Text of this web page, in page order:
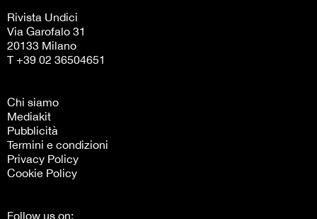
Rivista Undici
Via Garofalo 31
20133 Milano
T +39 02 36504651
Chi siamo
Mediakit
Pubblicità
Termini e condizioni
Privacy Policy
Cookie Policy
Follow us on: